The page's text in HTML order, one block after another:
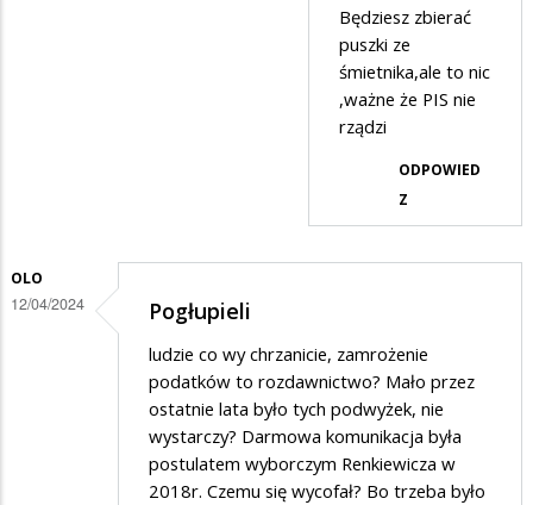
Będziesz zbierać
puszki ze
śmietnika,ale to nic
,ważne że PIS nie
rządzi
ODPOWIED
Z
OLO
12/04/2024 Pogłupieli
ludzie co wy chrzanicie, zamrożenie
podatków to rozdawnictwo? Mało przez
ostatnie lata było tych podwyżek, nie
wystarczy? Darmowa komunikacja była
postulatem wyborczym Renkiewicza w
2018r. Czemu się wycofał? Bo trzeba było